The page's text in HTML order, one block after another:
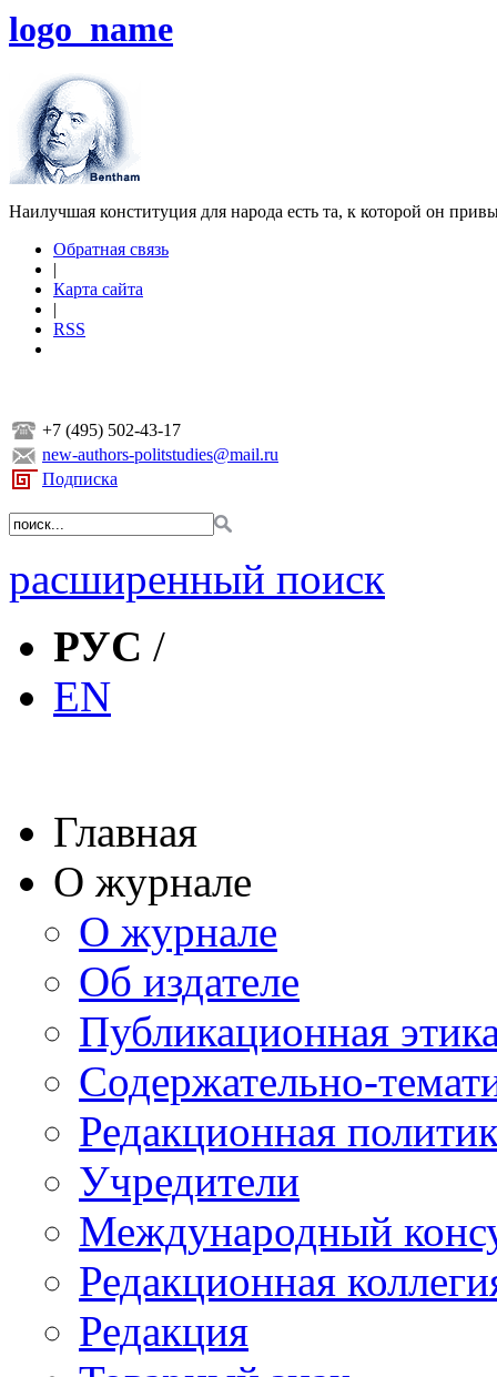
logo_name
Наилучшая конституция для народа есть та, к которой он
Обратная связь
|
Карта сайта
|
RSS
+7 (495) 502-43-17
new-authors-politstudies@mail.ru
Подписка
расширенный поиск
РУС /
EN
Главная
О журнале
О журнале
Об издателе
Публикационная
Содержательно-
Редакционная
Учредители
Международный
Редакционная
Редакция